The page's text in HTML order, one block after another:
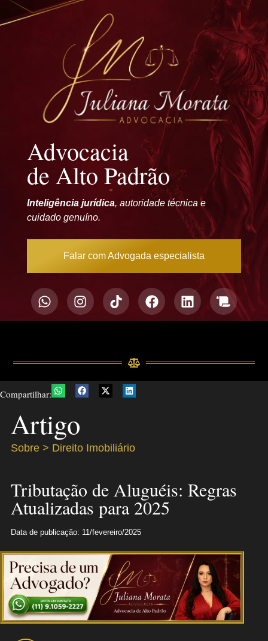
Advocacia
de Alto Padrão
Inteligência jurídica, autoridade técnica e
cuidado genuíno.
Falar com Advogada especialista
Compartilhar:
Artigo
Sobre > Direito Imobiliário
Tributação de Aluguéis: Regras
Atualizadas para 2025
Data de publicação: 11/fevereiro/2025